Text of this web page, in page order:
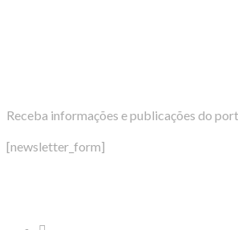
Receba informações e publicações do
[newsletter_form]